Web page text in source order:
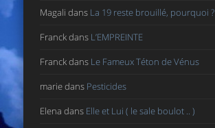
Magali dans La 19 reste brouillé, pourquoi ?
Franckdans L’EMPREINTE
Franckdans Le Fameux Téton de Vénus
mariedans Pesticides
Elena dans Elle et Lui ( le sale boulot .. )